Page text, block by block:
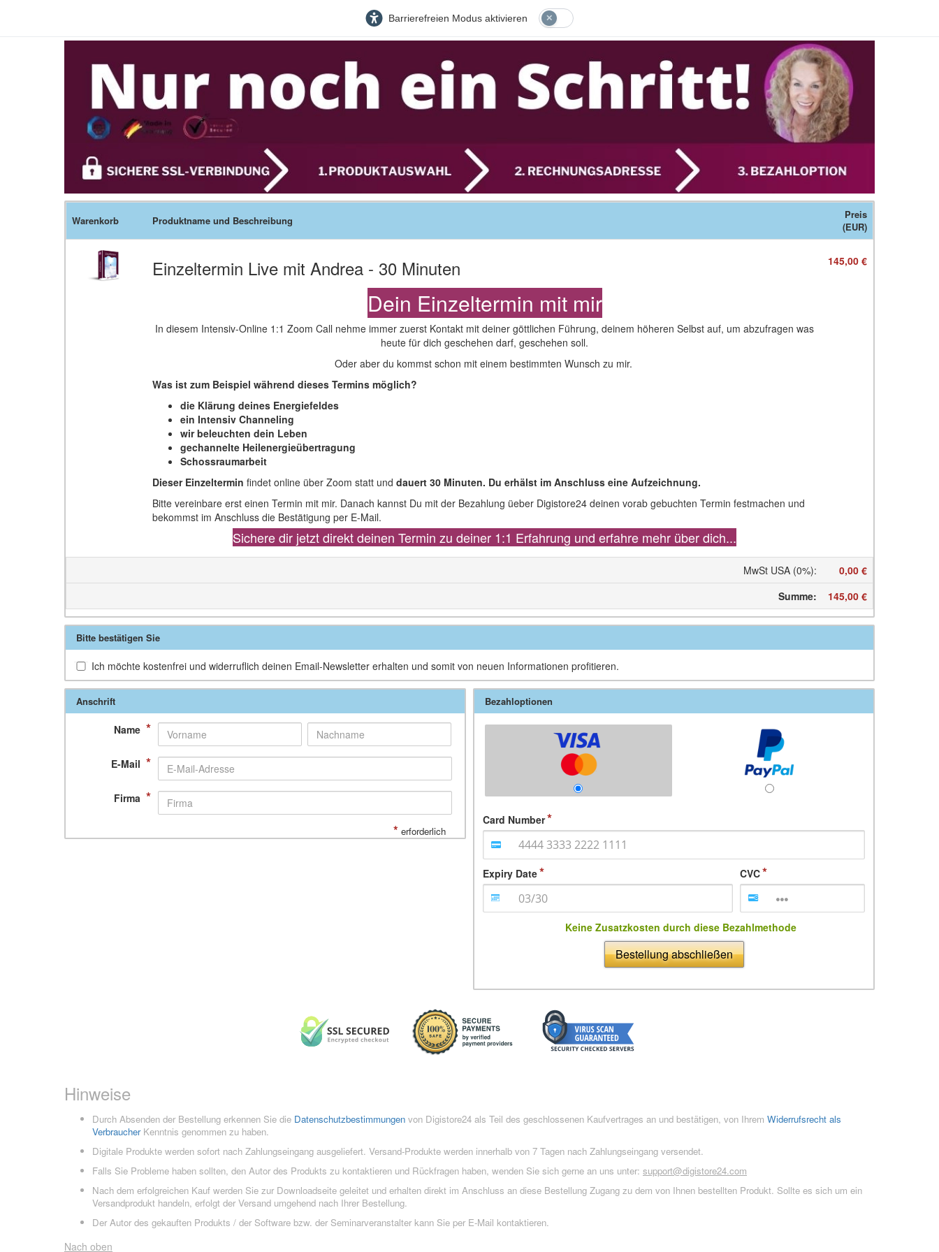
Barrierefreien Modus aktivieren
Warenkorb Produktname und Beschreibung
Preis
(EUR)
Einzeltermin Live mit Andrea - 30 Minuten
Dein Einzeltermin mit mir
In diesem Intensiv-Online 1:1 Zoom Call nehme immer zuerst Kontakt mit deiner göttlichen Führung, deinem höheren Selbst auf, um abzufragen was
heute für dich geschehen darf, geschehen soll.
Oder aber du kommst schon mit einem bestimmten Wunsch zu mir.
Was ist zum Beispiel während dieses Termins möglich?
die Klärung deines Energiefeldes
ein Intensiv Channeling
wir beleuchten dein Leben
gechannelte Heilenergieübertragung
Schossraumarbeit
Dieser Einzeltermin findet online über Zoom statt und dauert 30 Minuten. Du erhälst im Anschluss eine Aufzeichnung.
Bitte vereinbare erst einen Termin mit mir. Danach kannst Du mit der Bezahlung üeber Digistore24 deinen vorab gebuchten Termin festmachen und
bekommst im Anschluss die Bestätigung per E-Mail.
Sichere dir jetzt direkt deinen Termin zu deiner 1:1 Erfahrung und erfahre mehr über dich...
145,00 €
MwSt USA (0%):
0,00 €
Summe: 145,00 €
Bitte bestätigen Sie
Ich möchte kostenfrei und widerruflich deinen Email-Newsletter erhalten und somit von neuen Informationen profitieren.
Anschrift
Name *
E-Mail *
Firma *
* erforderlich
Bezahloptionen
Card Number
Expiry Date CVC
Keine Zusatzkosten durch diese Bezahlmethode
Bestellung abschließen
Hinweise
Durch Absenden der Bestellung erkennen Sie die Datenschutzbestimmungen von Digistore24 als Teil des geschlossenen Kaufvertrages an und bestätigen, von Ihrem Widerrufsrecht als
VerbraucherKenntnis genommen zu haben.
Digitale Produkte werden sofort nach Zahlungseingang ausgeliefert. Versand-Produkte werden innerhalb von 7 Tagen nach Zahlungseingang versendet.
Falls Sie Probleme haben sollten, den Autor des Produkts zu kontaktieren und Rückfragen haben, wenden Sie sich gerne an uns unter: support@digistore24.com
Nach dem erfolgreichen Kauf werden Sie zur Downloadseite geleitet und erhalten direkt im Anschluss an diese Bestellung Zugang zu dem von Ihnen bestellten Produkt. Sollte es sich um ein
Versandprodukt handeln, erfolgt der Versand umgehend nach Ihrer Bestellung.
Der Autor des gekauften Produkts / der Software bzw. der Seminarveranstalter kann Sie per E-Mail kontaktieren.
Nach oben